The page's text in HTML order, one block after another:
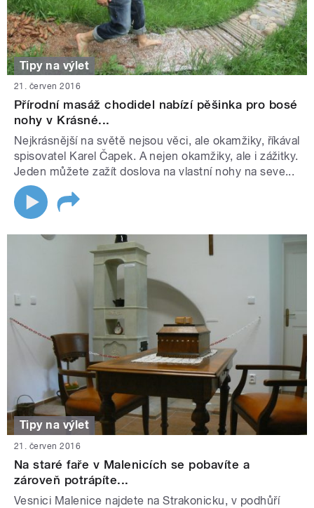
Tipy na výlet
21. červen 2016
Přírodní masáž chodidel nabízí pěšinka pro bosé
nohy v Krásné...
Nejkrásnější na světě nejsou věci, ale okamžiky, říkával
spisovatel Karel Čapek. A nejen okamžiky, ale i zážitky.
Jeden můžete zažít doslova na vlastní nohy na seve...
Tipy na výlet
21. červen 2016
Na staré faře v Malenicích se pobavíte a
zároveň potrápíte...
Vesnici Malenice najdete na Strakonicku, v podhůří